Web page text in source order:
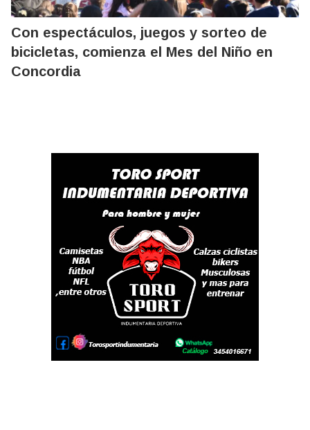
Con espectáculos, juegos y sorteo de
bicicletas, comienza el Mes del Niño en
Concordia